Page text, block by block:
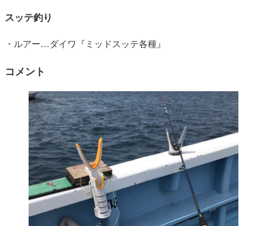
スッテ釣り
・ルアー…ダイワ『ミッドスッテ各種』
コメント